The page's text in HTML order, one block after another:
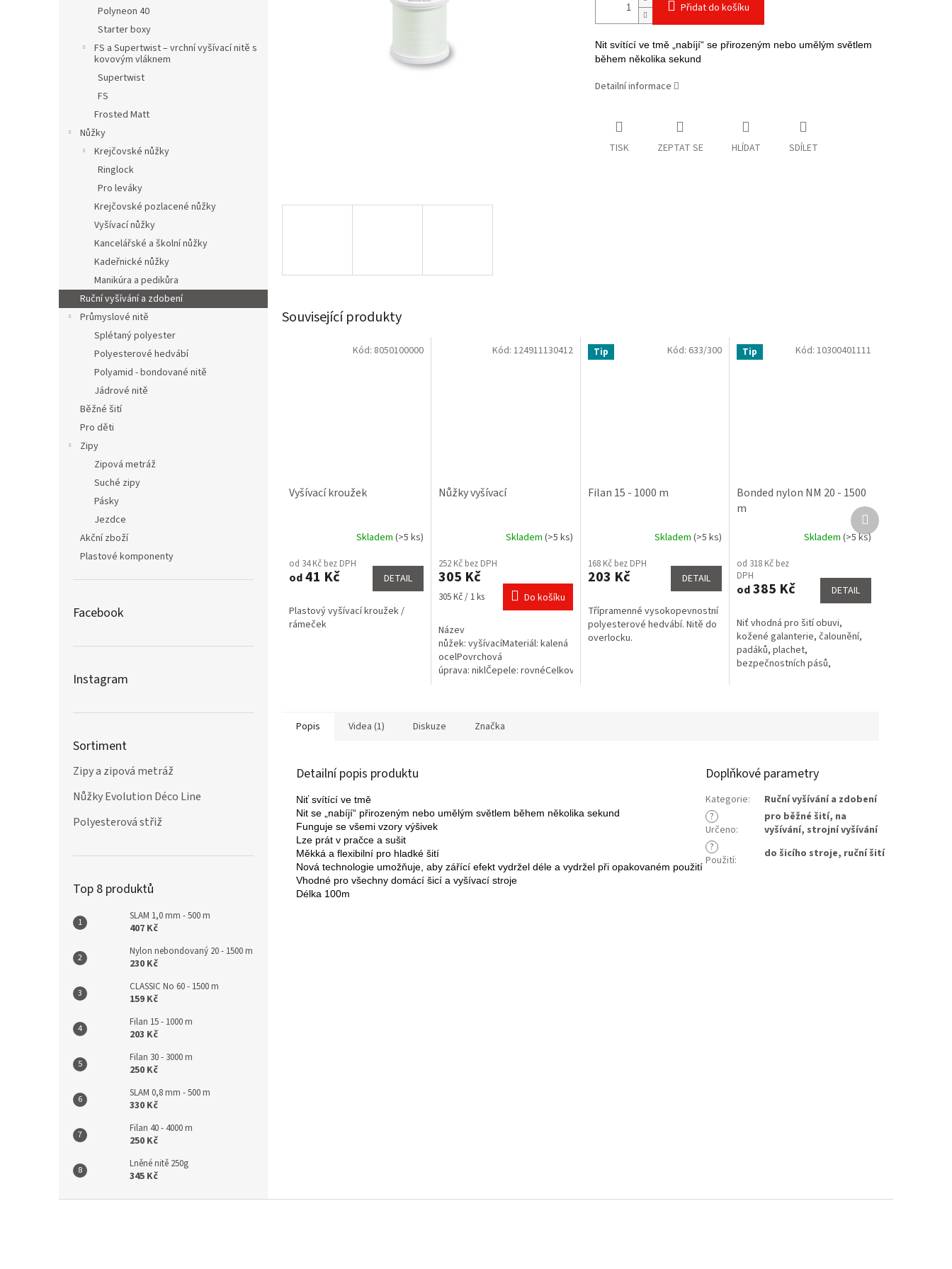
Polyneon 40
Starter boxy
FS a Supertwist – vrchní vyšívací nitě s
kovovým vláknem
Supertwist
FS
Frosted Matt
Nůžky
Krejčovské nůžky
Ringlock
Pro leváky
Krejčovské pozlacené nůžky
Vyšívací nůžky
Kancelářské a školní nůžky
Kadeřnické nůžky
Manikúra a pedikůra
Ruční vyšívání a zdobení
Průmyslové nitě
Splétaný polyester
Polyesterové hedvábí
Polyamid - bondované nitě
Jádrové nitě
Běžné šití
Pro děti
Zipy
Zipová metráž
Suché zipy
Pásky
Jezdce
Akční zboží
Plastové komponenty
Facebook
Instagram
Sortiment
Zipy a zipová metráž
Nůžky Evolution Déco Line
Polyesterová střiž
Top 8 produktů
SLAM 1,0 mm - 500 m
407 Kč
Nylon nebondovaný 20 - 1500 m
230 Kč
CLASSIC No 60 - 1500 m
159 Kč
Filan 15 - 1000 m
203 Kč
Filan 30 - 3000 m
250 Kč
SLAM 0,8 mm - 500 m
330 Kč
Filan 40 - 4000 m
250 Kč
Lněné nitě 250g
345 Kč
Přidat do košíku
Nit svítící ve tmě „nabíjí“ se přirozeným nebo umělým světlem
během několika sekund
Detailní informace
TISK ZEPTAT SE HLÍDAT SDÍLET
Související produkty
Vyšívací kroužek
produktu
je
z
5
Skladem (>5 ks)
od 34 Kč bez DPH
od41 Kč DETAIL
Plastový vyšívací kroužek /
rámeček
Kód: 8050100000
Nůžky vyšívací
produktu
je
3,0
hvězdiček.
Skladem (>5 ks)
252 Kč bez DPH
305 Kč
Měrná
305 Kč / 1 ks Do košíku
Název
nůžek: vyšívacíMateriál: kalená
ocelPovrchová
úprava: niklČepele: rovnéCelková
Kód: 124911130412 Tip
Filan 15 - 1000 m
produktu
je
z
5
hvězdiček.
Skladem(>5 ks)
168 Kč bez DPH
203 Kč DETAIL
Třípramenné vysokopevnostní
polyesterové hedvábí. Nitě do
overlocku.
Kód: 633/300 Tip
Bonded nylon NM 20 - 1500
m
produktu
je
3,9
5
hvězdiček.
Skladem(>5 ks)
od 318 Kč bez
DPH
od385 Kč DETAIL
Niť vhodná pro šití obuvi,
kožené galanterie, čalounění,
padáků, plachet,
bezpečnostních pásů,
Kód: 10300401111
Další
produkt
Popis Videa (1) Diskuze Značka
Detailní popis produktu
Niť svítící ve tmě
Nit se „nabíjí“ přirozeným nebo umělým světlem během několika sekund
Funguje se všemi vzory výšivek
Lze prát v pračce a sušit
Měkká a flexibilní pro hladké šití
Nová technologie umožňuje, aby zářící efekt vydržel déle a vydržel při opakovaném použití
Vhodné pro všechny domácí šicí a vyšívací stroje
Délka 100m
Doplňkové parametry
Kategorie:
Ruční vyšívání a zdobení
?
Určeno:
pro běžné šití, na
vyšívání, strojní vyšívání
?
Použití: do šicího stroje, ruční šití